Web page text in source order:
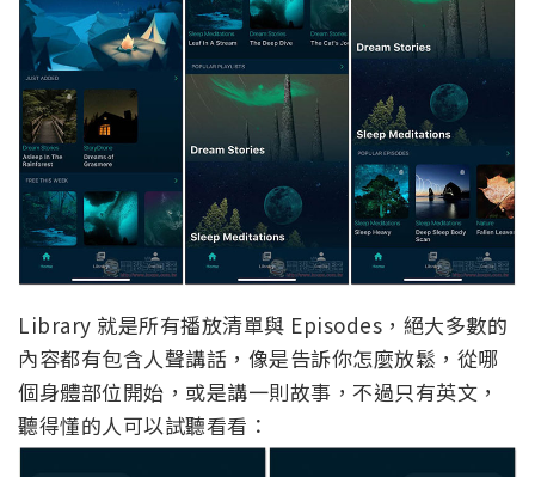
Library 就是所有播放清單與 Episodes，絕大多數的
內容都有包含人聲講話，像是告訴你怎麼放鬆，從哪
個身體部位開始，或是講一則故事，不過只有英文，
聽得懂的人可以試聽看看：